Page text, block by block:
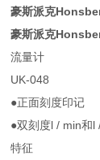
豪斯派克
豪斯派克
流量计
UK-048
●正面刻度印记
●双刻度l / min和l
特征